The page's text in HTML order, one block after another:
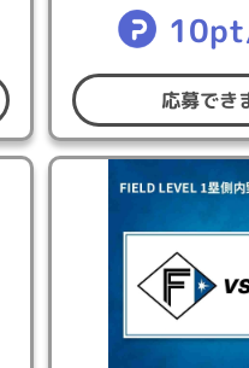
または中止させていただ
間の変更、または中止
た上でご応募ください。
客様のご負担となりま
任を負いかねます。
複数当選する可能性も
複数当選することはござ
応募でき